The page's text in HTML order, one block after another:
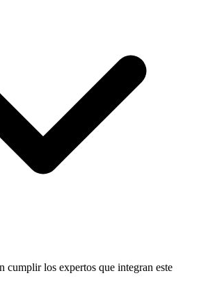
cumplir los expertos que integran este